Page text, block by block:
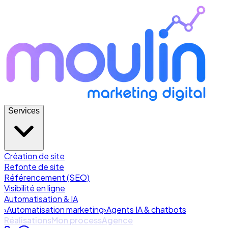
Services
Création de site
Refonte de site
Référencement (SEO)
Visibilité en ligne
Automatisation & IA
›Automatisation marketing›Agents IA & chatbots
RéalisationsMon processAgence